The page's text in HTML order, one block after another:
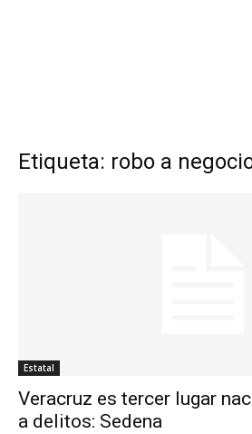
Etiqueta: robo a
Estatal
Veracruz es tercer lugar
a delitos: Sedena